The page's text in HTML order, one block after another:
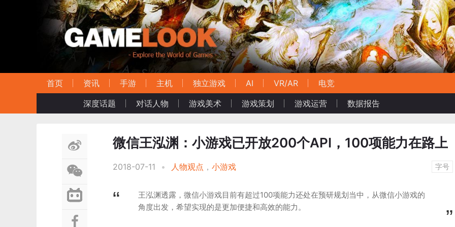
首页 资讯 手游 主机 独立游戏 AI VR/AR
电竞
深度话题
对话人物 游戏美术 游戏策划 游戏运营 数据报告
微信王泓渊：小游戏已开放200个API，100项能力在路上
2018-07-11 • 人物观点 ， 小游戏 字号
王泓渊透露，微信小游戏目前有超过100项能力还处在预研规划当中，从微信小游戏的
角度出发，希望实现的是更加便捷和高效的能力。